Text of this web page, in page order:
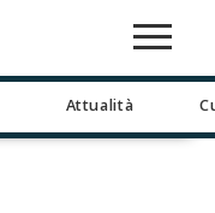
Attualità